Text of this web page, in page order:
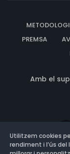
PREMSA
Amb el
Utilitzem cookies
rendiment i l’ús